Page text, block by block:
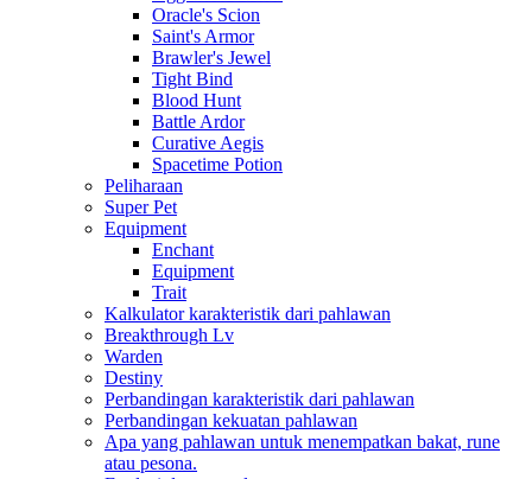
Oracle's Scion
Saint's Armor
Brawler's Jewel
Tight Bind
Blood Hunt
Battle Ardor
Curative Aegis
Spacetime Potion
Peliharaan
Super Pet
Equipment
Enchant
Equipment
Trait
Kalkulator karakteristik dari pahlawan
Breakthrough Lv
Warden
Destiny
Perbandingan karakteristik dari pahlawan
Perbandingan kekuatan pahlawan
Apa yang pahlawan untuk menempatkan bakat, rune
atau pesona.